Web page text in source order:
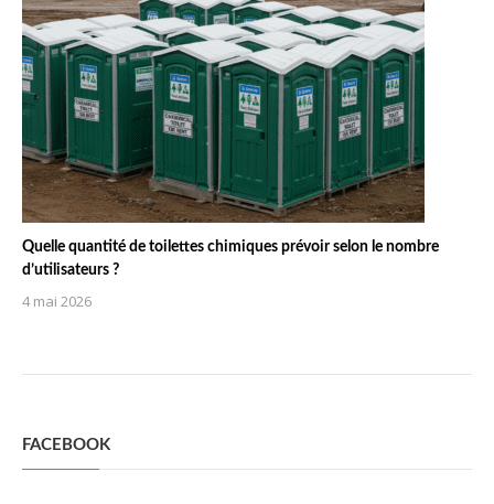
Quelle quantité de toilettes chimiques prévoir selon le nombre
d’utilisateurs ?
4 mai 2026
FACEBOOK